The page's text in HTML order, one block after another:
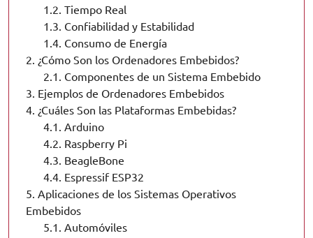
1.2. Tiempo Real
1.3. Confiabilidad y Estabilidad
1.4. Consumo de Energía
2. ¿Cómo Son los Ordenadores Embebidos?
2.1. Componentes de un Sistema Embebido
3. Ejemplos de Ordenadores Embebidos
4. ¿Cuáles Son las Plataformas Embebidas?
4.1. Arduino
4.2. Raspberry Pi
4.3. BeagleBone
4.4. Espressif ESP32
5. Aplicaciones de los Sistemas Operativos
Embebidos
5.1. Automóviles